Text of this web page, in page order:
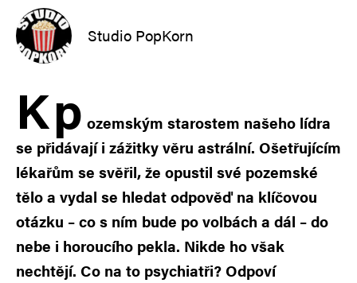
Studio PopKorn
Kp ozemským starostem našeho lídra
se přidávají i zážitky věru astrální. Ošetřujícím
lékařům se svěřil, že opustil své pozemské
tělo a vydal se hledat odpověď na klíčovou
otázku – co s ním bude po volbách a dál – do
nebe i horoucího pekla. Nikde ho však
nechtějí. Co na to psychiatři? Odpoví